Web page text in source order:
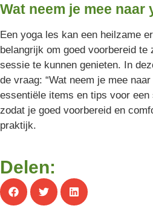
Wat neem je mee naar
Een yoga les kan een heilzame
belangrijk om goed voorbereid te
sessie te kunnen genieten. In
de vraag: “Wat neem je mee
essentiële items en tips voor
zodat je goed voorbereid en
praktijk.
Delen: